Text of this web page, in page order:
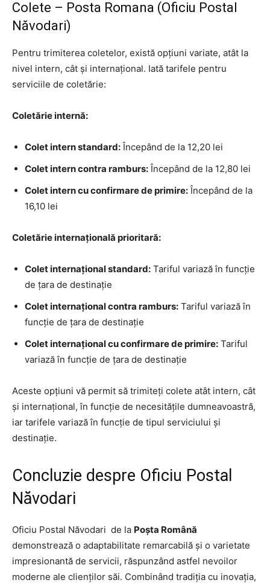
Colete – Posta Romana (Oficiu Postal
Năvodari)
Pentru trimiterea coletelor, există opțiuni variate, atât la
nivel intern, cât și internațional. Iată tarifele pentru
serviciile de coletărie:
Coletărie internă:
Colet intern standard: Începând de la 12,20 lei
Colet intern contra ramburs: Începând de la 12,80 lei
Colet intern cu confirmare de primire: Începând de la
16,10 lei
Coletărie internațională prioritară:
Colet internațional standard: Tariful variază în funcție
de țara de destinație
Colet internațional contra ramburs: Tariful variază în
funcție de țara de destinație
Colet internațional cu confirmare de primire: Tariful
variază în funcție de țara de destinație
Aceste opțiuni vă permit să trimiteți colete atât intern, cât
și internațional, în funcție de necesitățile dumneavoastră,
iar tarifele variază în funcție de tipul serviciului și
destinație.
Concluzie despre Oficiu Postal
Năvodari
Oficiu Postal Năvodari de la Poșta Română
demonstrează o adaptabilitate remarcabilă și o varietate
impresionantă de servicii, răspunzând astfel nevoilor
moderne ale clienților săi. Combinând tradiția cu inovația,